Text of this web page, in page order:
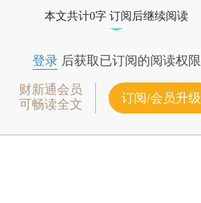
本文共计0字 订阅后继续阅读
登录后获取已订阅的阅读权限
财新通会员
可畅读全文
订阅/会员升级